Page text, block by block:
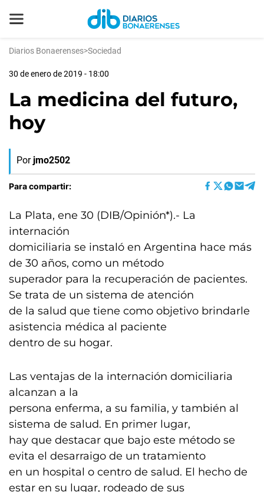
Diarios Bonaerenses>Sociedad
30 de enero de 2019 - 18:00
La medicina del futuro,
hoy
Por jmo2502
Para compartir:
La Plata, ene 30 (DIB/Opinión*).- La
internación
domiciliaria se instaló en Argentina hace más
de 30 años, como un método
superador para la recuperación de pacientes.
Se trata de un sistema de atención
de la salud que tiene como objetivo brindarle
asistencia médica al paciente
dentro de su hogar.
Las ventajas de la internación domiciliaria
alcanzan a la
persona enferma, a su familia, y también al
sistema de salud. En primer lugar,
hay que destacar que bajo este método se
evita el desarraigo de un tratamiento
en un hospital o centro de salud. El hecho de
estar en su lugar, rodeado de sus